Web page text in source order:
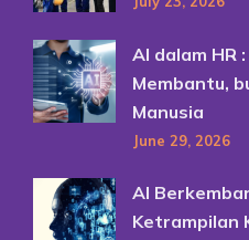
AI dalam HR
Membantu,
Manusia
June 29, 2026
AI
Ketrampilan